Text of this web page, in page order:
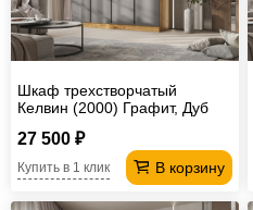
Шкаф трехстворчатый
Келвин (2000) Графит, Дуб
27 500 ₽
В корзину
Купить в 1 клик